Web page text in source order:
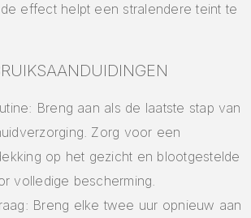
effect helpt een stralendere teint te
Breng aan als de laatste stap van
Zorg voor een
op het gezicht en blootgestelde
volledige bescherming.
Breng elke twee uur opnieuw aan